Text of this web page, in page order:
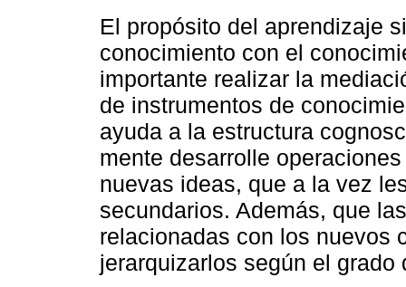
El propósito del aprendizaje
conocimiento con el
importante realizar la
de instrumentos de
ayuda a la estructura
mente desarrolle
nuevas ideas, que a la vez
secundarios. Además, que
relacionadas con los nuevos
jerarquizarlos según el grado